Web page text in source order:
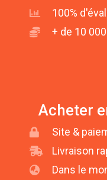
100%
+ de 10
Acheter
Site &
Livraison
Dans le